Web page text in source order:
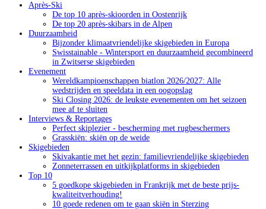
Après-Ski
De top 10 après-skioorden in Oostenrijk
De top 20 après-skibars in de Alpen
Duurzaamheid
Bijzonder klimaatvriendelijke skigebieden in Europa
Swisstainable - Wintersport en duurzaamheid gecombineerd
in Zwitserse skigebieden
Evenement
Wereldkampioenschappen biatlon 2026/2027: Alle
wedstrijden en speeldata in een oogopslag
Ski Closing 2026: de leukste evenementen om het seizoen
mee af te sluiten
Interviews & Reportages
Perfect skiplezier - bescherming met rugbeschermers
Grasskiën: skiën op de weide
Skigebieden
Skivakantie met het gezin: familievriendelijke skigebieden
Zonneterrassen en uitkijkplatforms in skigebieden
Top 10
5 goedkope skigebieden in Frankrijk met de beste prijs-
kwaliteitverhouding!
10 goede redenen om te gaan skiën in Sterzing